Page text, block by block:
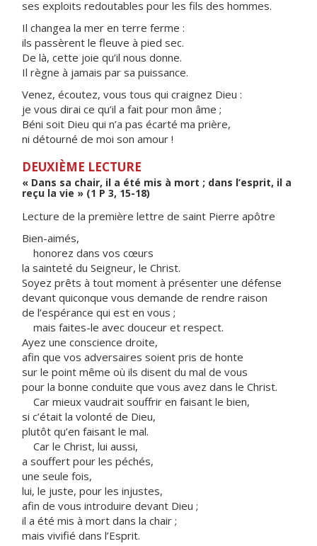
ses exploits redoutables pour les fils des hommes.
Il changea la mer en terre ferme :
ils passèrent le fleuve à pied sec.
De là, cette joie qu’il nous donne.
Il règne à jamais par sa puissance.
Venez, écoutez, vous tous qui craignez Dieu :
je vous dirai ce qu’il a fait pour mon âme ;
Béni soit Dieu qui n’a pas écarté ma prière,
ni détourné de moi son amour !
DEUXIÈME LECTURE
« Dans sa chair, il a été mis à mort ; dans l’esprit, il a
reçu la vie » (1 P 3, 15-18)
Lecture de la première lettre de saint Pierre apôtre
Bien-aimés,
honorez dans vos cœurs
la sainteté du Seigneur, le Christ.
Soyez prêts à tout moment à présenter une défense
devant quiconque vous demande de rendre raison
de l’espérance qui est en vous ;
mais faites-le avec douceur et respect.
Ayez une conscience droite,
afin que vos adversaires soient pris de honte
sur le point même où ils disent du mal de vous
pour la bonne conduite que vous avez dans le Christ.
Car mieux vaudrait souffrir en faisant le bien,
si c’était la volonté de Dieu,
plutôt qu’en faisant le mal.
Car le Christ, lui aussi,
a souffert pour les péchés,
une seule fois,
lui, le juste, pour les injustes,
afin de vous introduire devant Dieu ;
il a été mis à mort dans la chair ;
mais vivifié dans l’Esprit.